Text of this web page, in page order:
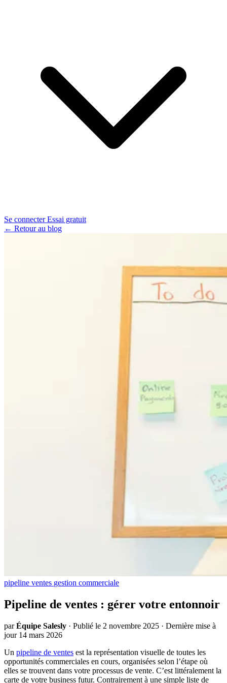
Se connecterEssai gratuit
← Retour au blog
pipeline ventes gestion commerciale
Pipeline de ventes : gérer votre entonnoir
parÉquipe Salesly · Publié le 2 novembre 2025 · Dernière mise à
jour 14 mars 2026
Un pipeline de ventes est la représentation visuelle de toutes les
opportunités commerciales en cours, organisées selon l’étape où
elles se trouvent dans votre processus de vente. C’est littéralement la
carte de votre business futur. Contrairement à une simple liste de